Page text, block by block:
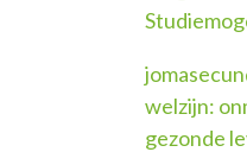
welzijn:
gezonde